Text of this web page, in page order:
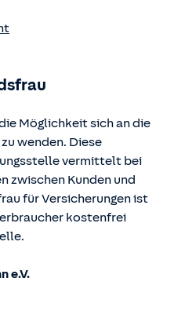
können über die vom
Möglichkeit sich an die
wenden. Diese
vermittelt bei
zwischen Kunden und
für Versicherungen ist
kostenfrei
e.V.